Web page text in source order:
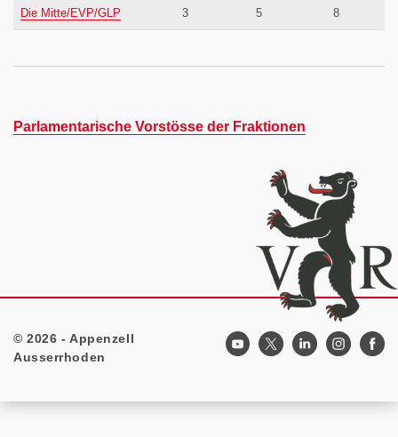
Die Mitte/EVP/GLP 3 5 8
Parlamentarische Vorstösse der Fraktionen
Footer
© 2026 - Appenzell
Ausserrhoden